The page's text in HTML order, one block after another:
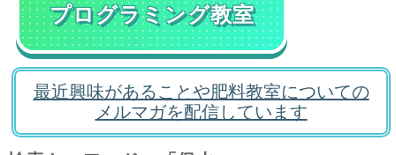
プログラミング教室
最近興味があることや肥料教室についての
メルマガを配信しています